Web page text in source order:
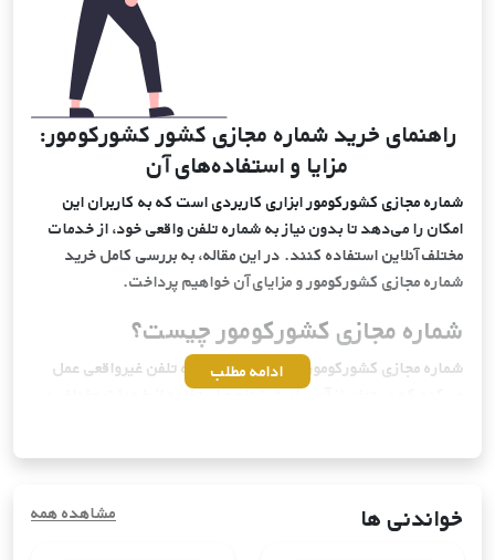
راهنمای خرید شماره مجازی کشور کشورکومور:
مزایا و استفاده‌های آن
شماره مجازی کشورکومور ابزاری کاربردی است که به کاربران این
امکان را می‌دهد تا بدون نیاز به شماره تلفن واقعی خود، از خدمات
مختلف آنلاین استفاده کنند. در این مقاله، به بررسی کامل خرید
شماره مجازی کشورکومور و مزایای آن خواهیم پرداخت.
شماره مجازی کشورکومور چیست؟
شماره مجازی کشورکومور به عنوان یک شماره تلفن غیرواقعی عمل
می‌کند که می‌توان از آن برای ثبت‌نام و استفاده از خدمات مختلف در
ادامه مطلب
خواندنی ها مشاهده همه